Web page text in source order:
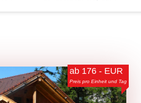
ab 176 - EUR
Preis pro Einheit und Tag